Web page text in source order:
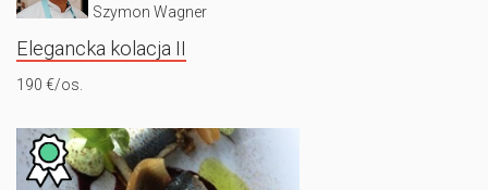
Szymon Wagner
Elegancka kolacja II
190 €/os.